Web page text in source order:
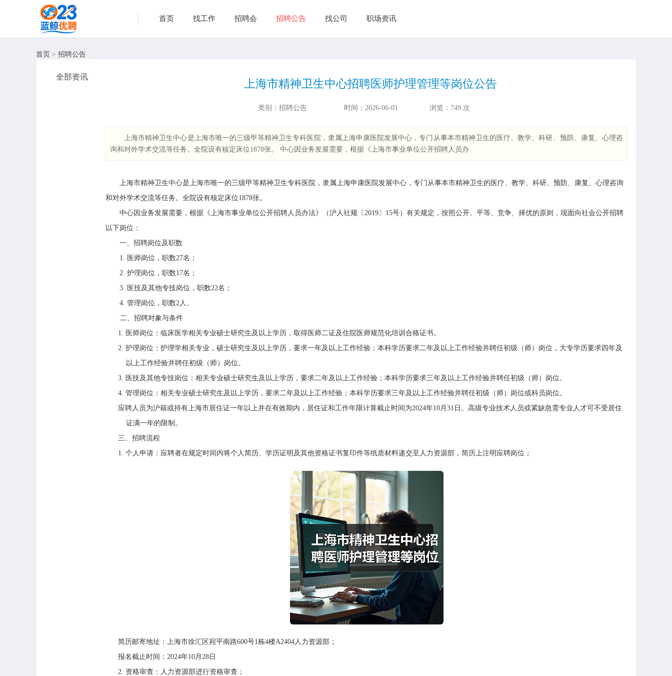
首页 找工作 招聘会 招聘公告 找公司 职场资讯
首页 > 招聘公告
全部资讯
上海市精神卫生中心招聘医师护理管理等岗位公告
类别：招聘公告 时间： 2026-06-01 浏览： 749 次
上海市精神卫生中心是上海市唯一的三级甲等精神卫生专科医院，隶属上海申康医院发展中心，专门从事本市精神卫生的医疗、教学、科研、预防、康复、心理咨
询和对外学术交流等任务。全院设有核定床位1878张。 中心因业务发展需要，根据《上海市事业单位公开招聘人员办
上海市精神卫生中心是上海市唯一的三级甲等精神卫生专科医院，隶属上海申康医院发展中心，专门从事本市精神卫生的医疗、教学、科研、预防、康复、心理咨询
和对外学术交流等任务。全院设有核定床位1878张。
中心因业务发展需要，根据《上海市事业单位公开招聘人员办法》（沪人社规〔 2019 〕 15号）有关规定，按照公开、平等、竞争、择优的原则，现面向社会公开招聘
以下岗位：
一、招聘岗位及职数
1. 医师岗位，职数27名；
2. 护理岗位，职数17名；
3. 医技及其他专技岗位，职数22名；
4. 管理岗位，职数2人。
二、招聘对象与条件
1. 医师岗位：临床医学相关专业硕士研究生及以上学历，取得医师二证及住院医师规范化培训合格证书。
2. 护理岗位：护理学相关专业，硕士研究生及以上学历，要求一年及以上工作经验；本科学历要求二年及以上工作经验并聘任初级（师）岗位，大专学历要求四年及
以上工作经验并聘任初级（师）岗位。
3. 医技及其他专技岗位：相关专业硕士研究生及以上学历，要求二年及以上工作经验；本科学历要求三年及以上工作经验并聘任初级（师）岗位。
4. 管理岗位：相关专业硕士研究生及以上学历，要求二年及以上工作经验；本科学历要求三年及以上工作经验并聘任初级（师）岗位或科员岗位。
应聘人员为沪籍或持有上海市居住证一年以上并在有效期内，居住证和工作年限计算截止时间为2024年10月 31 日。高级专业技术人员或紧缺急需专业人才可不受居住
证满一年的限制。
三、招聘流程
1. 个人申请：应聘者在规定时间内将个人简历、学历证明及其他资格证书复印件等纸质材料递交至人力资源部，简历上注明应聘岗位；
简历邮寄地址：上海市徐汇区宛平南路600号1栋4楼A2404人力资源部；
报名截止时间： 2024年10月 28日
2. 资格审查：人力资源部进行资格审查；